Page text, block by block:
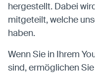
hergestellt. Dabei
mitgeteilt, welche
haben.
Wenn Sie in Ihrem
sind, ermöglichen